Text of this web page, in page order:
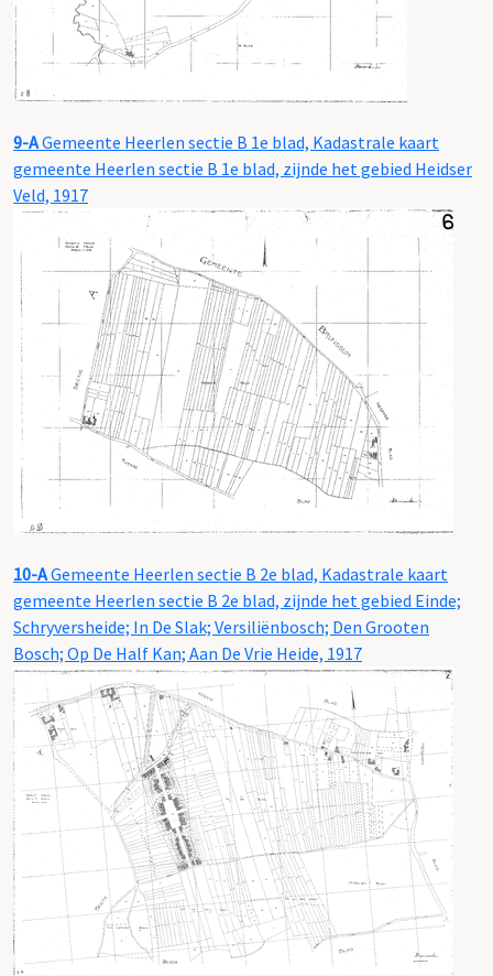
9-AGemeente Heerlen sectie B 1e blad, Kadastrale kaart
gemeente Heerlen sectie B 1e blad, zijnde het gebied Heidser
Veld, 1917
10-AGemeente Heerlen sectie B 2e blad, Kadastrale kaart
gemeente Heerlen sectie B 2e blad, zijnde het gebied Einde;
Schryversheide; In De Slak; Versiliënbosch; Den Grooten
Bosch; Op De Half Kan; Aan De Vrie Heide, 1917